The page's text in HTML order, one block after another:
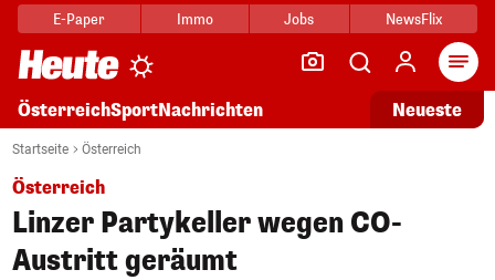
E-Paper Immo Jobs NewsFlix
ÖsterreichSportNachrichten Neueste
Startseite Österreich
Österreich
Linzer Partykeller wegen CO-
Austritt geräumt